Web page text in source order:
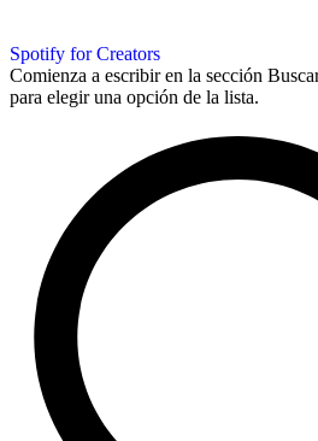
Spotify for Creators
Comienza a escribir en la sección
para elegir una opción de la lista.